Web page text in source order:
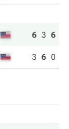
6 3 6
3 6 0